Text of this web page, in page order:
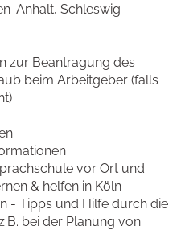
Anhalt, Schleswig-
zur Beantragung des
beim Arbeitgeber (falls
vor Ort und
& helfen in Köln
- Tipps und Hilfe durch die
bei der Planung von